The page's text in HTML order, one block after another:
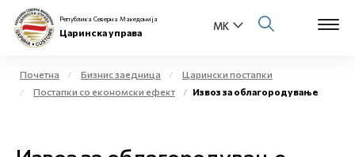
Физички лица
Република Северна Македонија
Царинска управа
Почетна Бизнис заедница
Царински постапки
Постапки со економски ефект
Извоз за облагородување